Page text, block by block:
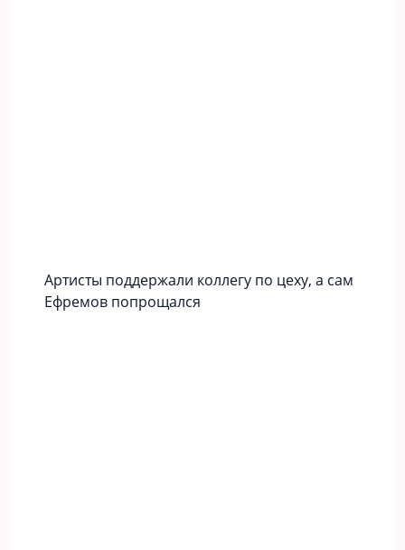
Артисты поддержали коллегу по цеху, а сам
Ефремов попрощался